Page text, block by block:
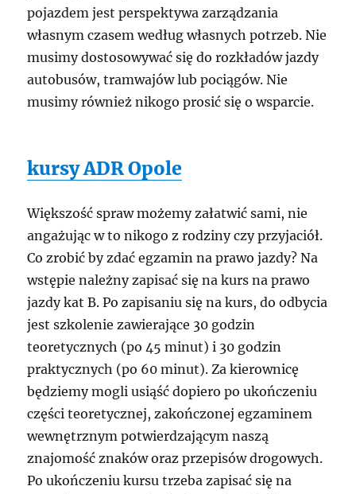
pojazdem jest perspektywa zarządzania
własnym czasem według własnych potrzeb. Nie
musimy dostosowywać się do rozkładów jazdy
autobusów, tramwajów lub pociągów. Nie
musimy również nikogo prosić się o wsparcie.
kursy ADR Opole
Większość spraw możemy załatwić sami, nie
angażując w to nikogo z rodziny czy przyjaciół.
Co zrobić by zdać egzamin na prawo jazdy? Na
wstępie należny zapisać się na kurs na prawo
jazdy kat B. Po zapisaniu się na kurs, do odbycia
jest szkolenie zawierające 30 godzin
teoretycznych (po 45 minut) i 30 godzin
praktycznych (po 60 minut). Za kierownicę
będziemy mogli usiąść dopiero po ukończeniu
części teoretycznej, zakończonej egzaminem
wewnętrznym potwierdzającym naszą
znajomość znaków oraz przepisów drogowych.
Po ukończeniu kursu trzeba zapisać się na